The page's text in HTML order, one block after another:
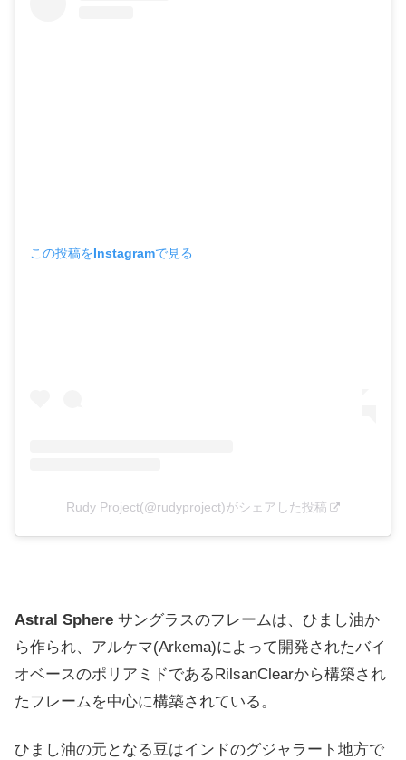
この投稿をInstagramで見る
Rudy Project(@rudyproject)がシェアした投稿
Astral Sphere サングラスのフレームは、ひまし油か
ら作られ、アルケマ(Arkema)によって開発されたバイ
オベースのポリアミドであるRilsanClearから構築され
たフレームを中心に構築されている。
ひまし油の元となる豆はインドのグジャラート地方で